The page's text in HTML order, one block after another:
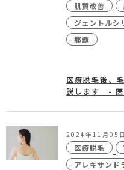
肌質改善
ジェントルシ
那覇
医療脱毛後、
説します - 医
2024年11月05日
医療脱毛
アレキサンド